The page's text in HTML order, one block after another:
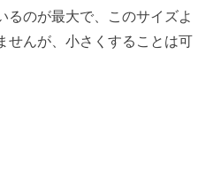
るのが最大で、このサイズよ
せんが、小さくすることは可